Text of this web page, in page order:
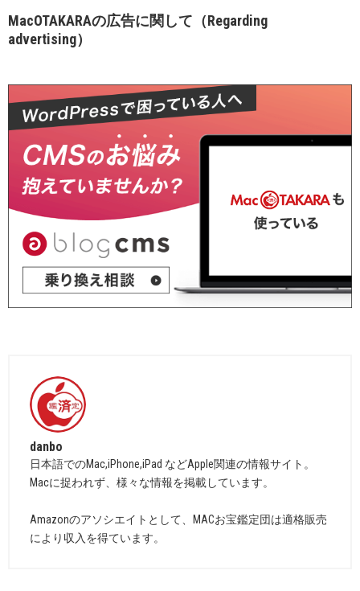
MacOTAKARAの広告に関して（Regarding
advertising）
danbo
日本語でのMac,iPhone,iPad などApple関連の情報サイト。
Macに捉われず、様々な情報を掲載しています。
Amazonのアソシエイトとして、MACお宝鑑定団は適格販売
により収入を得ています。